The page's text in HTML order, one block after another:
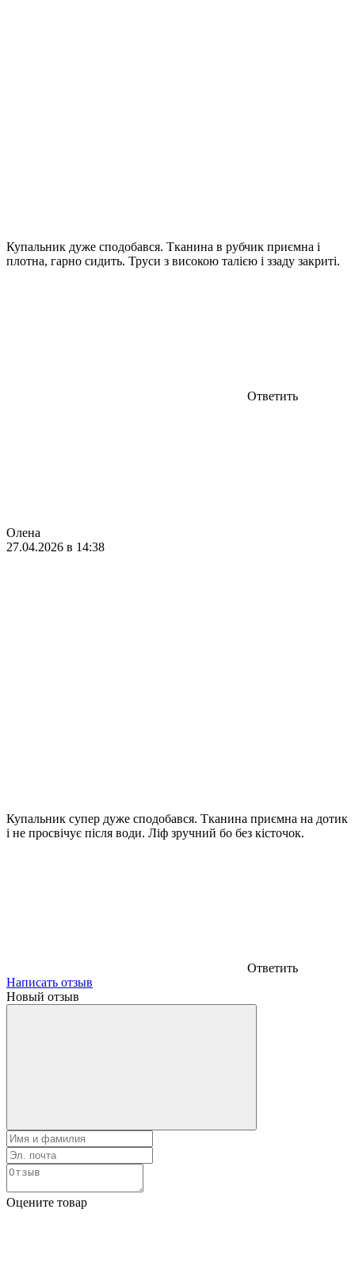
Купальник дуже сподобався. Тканина в рубчик приємна і
плотна, гарно сидить. Труси з високою талією і ззаду закриті.
Ответить
Олена
27.04.2026 в 14:38
Купальник супер дуже сподобався. Тканина приємна на дотик
і не просвічує після води. Ліф зручний бо без кісточок.
Ответить
Написать отзыв
Новый отзыв
Оцените товар